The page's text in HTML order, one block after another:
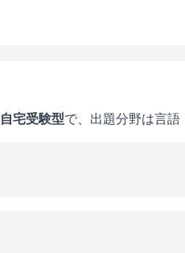
自宅受験型で、 出題分野は言語